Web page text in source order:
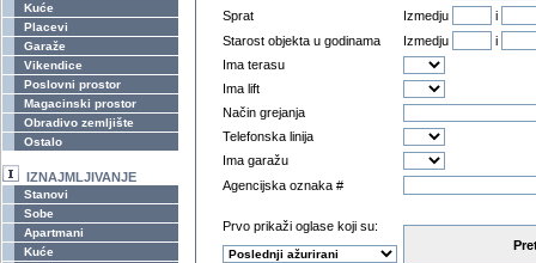
Kuće
Placevi
Garaže
Vikendice
Poslovni prostor
Magacinski prostor
Obradivo zemljište
Ostalo
IZNAJMLJIVANJE
Stanovi
Sobe
Apartmani
Kuće
Sprat
Izmedju
i
Starost objekta u godinama
Izmedju
i
Ima terasu
Ima lift
Način grejanja
Telefonska linija
Ima garažu
Agencijska oznaka #
Prvo prikaži oglase koji su: